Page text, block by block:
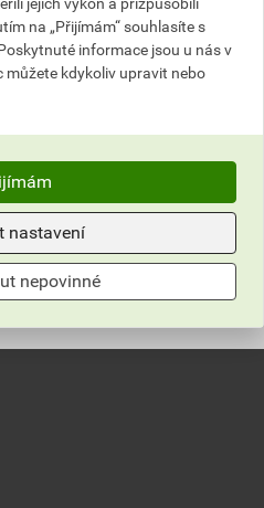
,21 Kč
cena za role s DPH
Vyberte si prodejnu
Skladem v (87) prodejnách
role
do košíku přidáte
1 732,21 Kč celkem s DPH
na „Přijímám“ souhlasíte s
informace jsou u nás v
můžete kdykoliv upravit nebo
nastavení
nepovinné